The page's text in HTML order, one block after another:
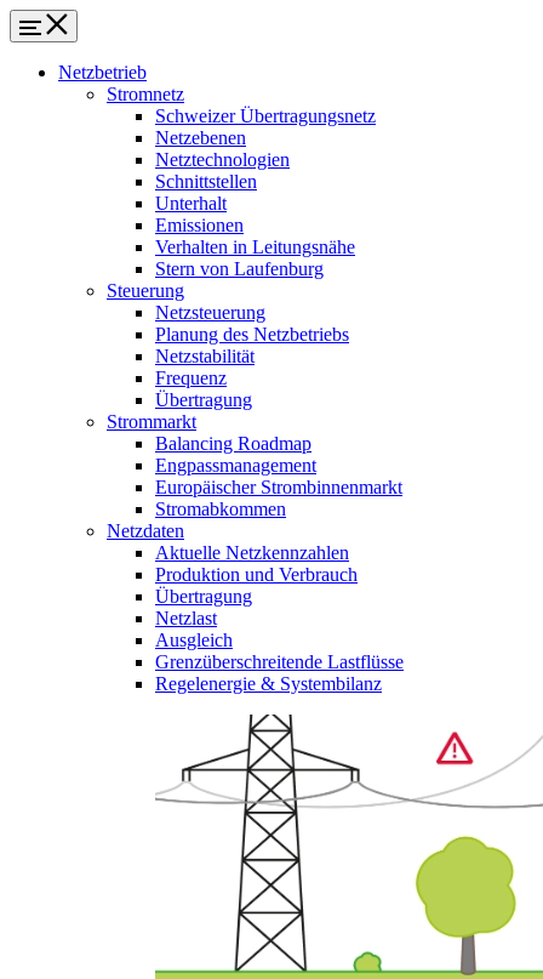
Netzbetrieb
Stromnetz
Schweizer Übertragungsnetz
Netzebenen
Netztechnologien
Schnittstellen
Unterhalt
Emissionen
Verhalten in Leitungsnähe
Stern von Laufenburg
Steuerung
Netzsteuerung
Planung des Netzbetriebs
Netzstabilität
Frequenz
Übertragung
Strommarkt
Balancing Roadmap
Engpassmanagement
Europäischer Strombinnenmarkt
Stromabkommen
Netzdaten
Aktuelle Netzkennzahlen
Produktion und Verbrauch
Übertragung
Netzlast
Ausgleich
Grenzüberschreitende Lastflüsse
Regelenergie & Systembilanz